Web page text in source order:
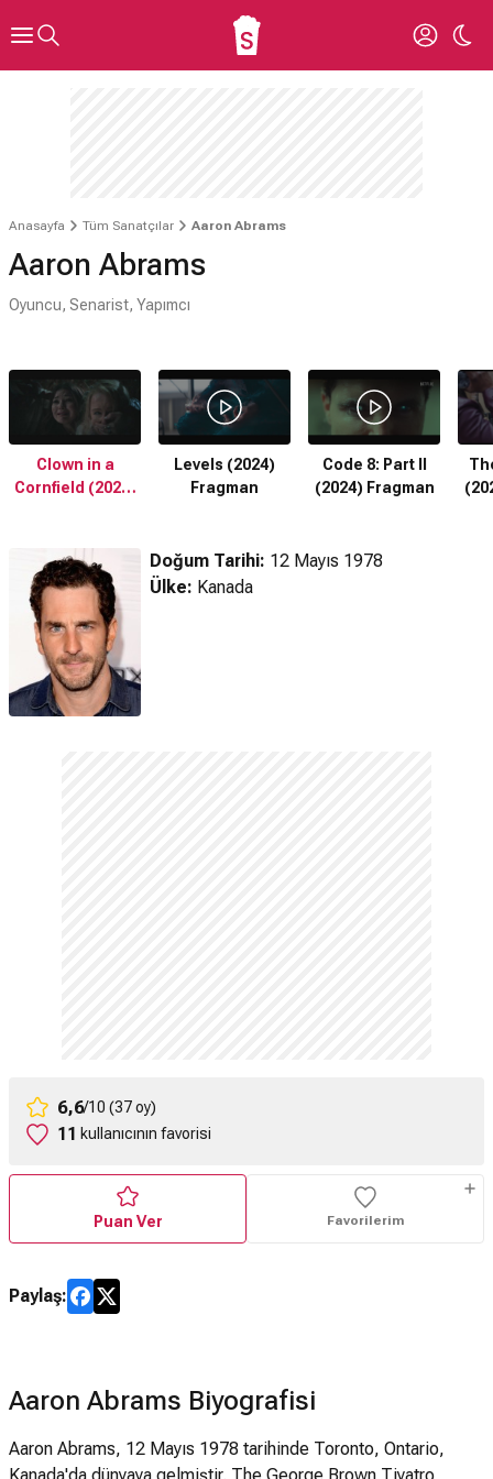
Anasayfa Tüm Sanatçılar Aaron Abrams
Aaron Abrams
Oyuncu, Senarist, Yapımcı
Clown in a
Cornfield (2025)
Levels (2024)
Fragman
Code 8: Part II
(2024) Fragman
Doğum Tarihi: 12 Mayıs 1978
Ülke: Kanada
6,6/10 (37 oy)
11 kullanıcının favorisi
Puan Ver Favorilerim
Paylaş:
Aaron Abrams Biyografisi
Aaron Abrams, 12 Mayıs 1978 tarihinde Toronto, Ontario,